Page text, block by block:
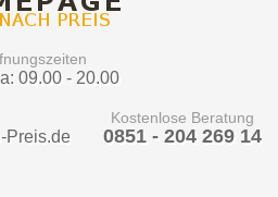
09.00 - 20.00
Preis.de
Kostenlose Beratung
0851 - 204 269 14